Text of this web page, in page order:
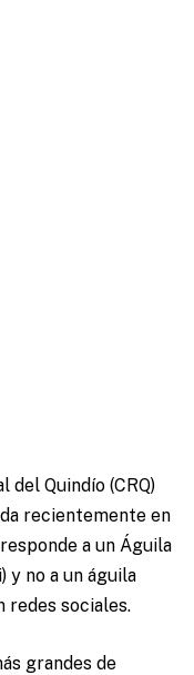
del Quindío (CRQ)
recientemente en
a un Águila
y no a un águila
redes sociales.
grandes de